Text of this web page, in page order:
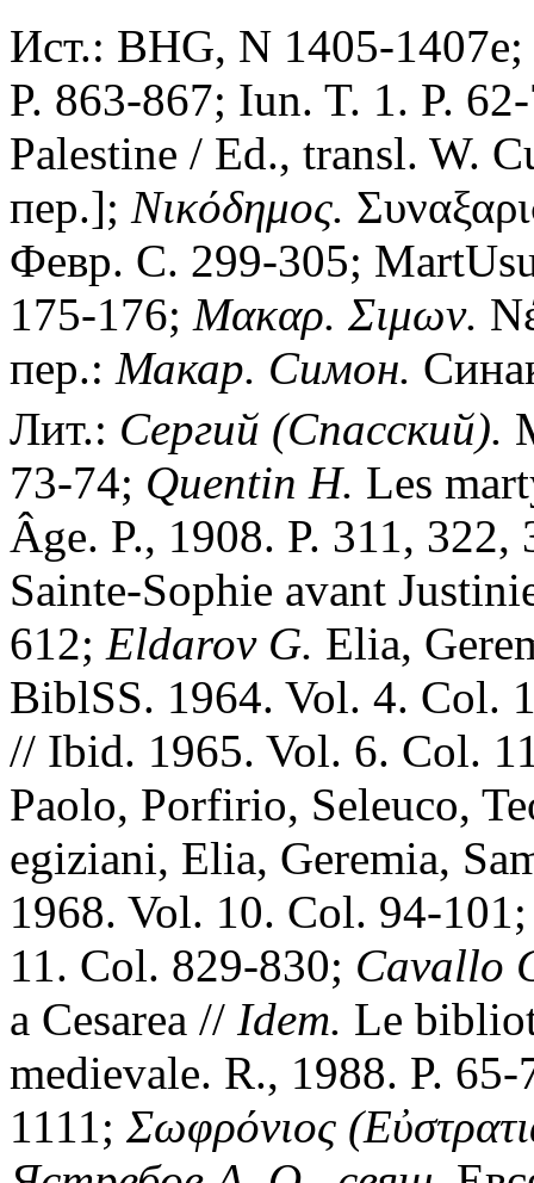
Ист.: BHG, N 1405-
P. 863-867; Iun. T. 1. P.
Palestine / Ed., transl. W.
пер.]; Νικόδημος.
Февр. С. 299-305;
175-176; Μακαρ. Σιμων.
пер.: Макар. Симон.
Лит.: Сергий (Спасский).
73-74; Quentin H. Les
Âge. P., 1908. P. 311,
Sainte-Sophie avant
612; Eldarov G. Elia,
BiblSS. 1964. Vol. 4. Col.
// Ibid. 1965. Vol. 6. Col.
Paolo, Porfirio, Seleuco,
egiziani, Elia, Geremia,
1968. Vol. 10. Col. 94-
11. Col. 829-830; Cavallo
a Cesarea // Idem. Le
medievale. R., 1988. P.
1111; Σωφρόνιος